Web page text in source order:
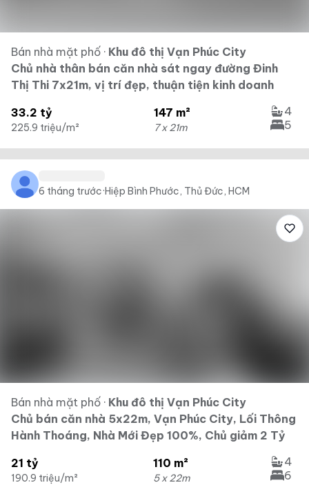
Bán nhà mặt phố · Khu đô thị Vạn Phúc City
Chủ nhà thân bán căn nhà sát ngay đường Đinh
Thị Thi 7x21m, vị trí đẹp, thuận tiện kinh doanh
33.2 tỷ
225.9 triệu/m²
147 m²
7 x 21m
4
5
6 tháng trước·Hiệp Bình Phước, Thủ Đức, HCM
Bán nhà mặt phố · Khu đô thị Vạn Phúc City
Chủ bán căn nhà 5x22m, Vạn Phúc City, Lối Thông
Hành Thoáng, Nhà Mới Đẹp 100%, Chủ giảm 2 Tỷ
21 tỷ
190.9 triệu/m²
110 m²
5 x 22m
4
6